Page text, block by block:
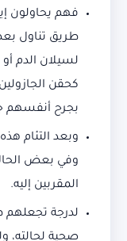
فهم يحاولون
طريق تناول
لسيلان الدم
كحقن
بجرح أنفسهم
وبعد التئام
وفي بعض
المقربين إليه.
لدرجة
صحية لحالته،